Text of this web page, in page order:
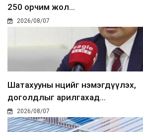
250 орчим жол...
2026/08/07
Шатахууны нөөцийг нэмэгдүүлэх,
доголдлыг арилгахад...
2026/08/07